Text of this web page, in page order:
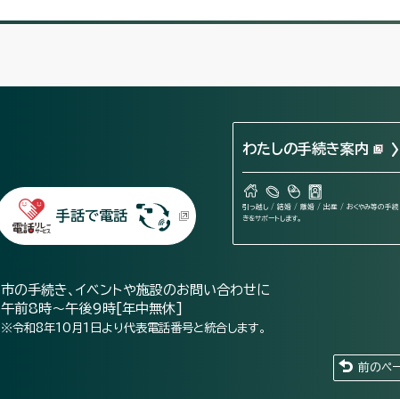
手話で電話
わたしの手続き案内
引っ越し / 結婚 / 離婚 / 出産 / おくやみ等の手続
きをサポートします。
市の手続き、イベントや施設のお問い合わせに
午前8時～午後9時[年中無休]
※令和8年10月1日より代表電話番号と統合します。
前のペ